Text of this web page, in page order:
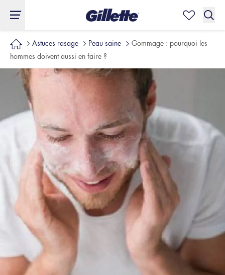
Astuces rasage Peau saine
Gommage : pourquoi les
hommes doivent aussi en faire ?